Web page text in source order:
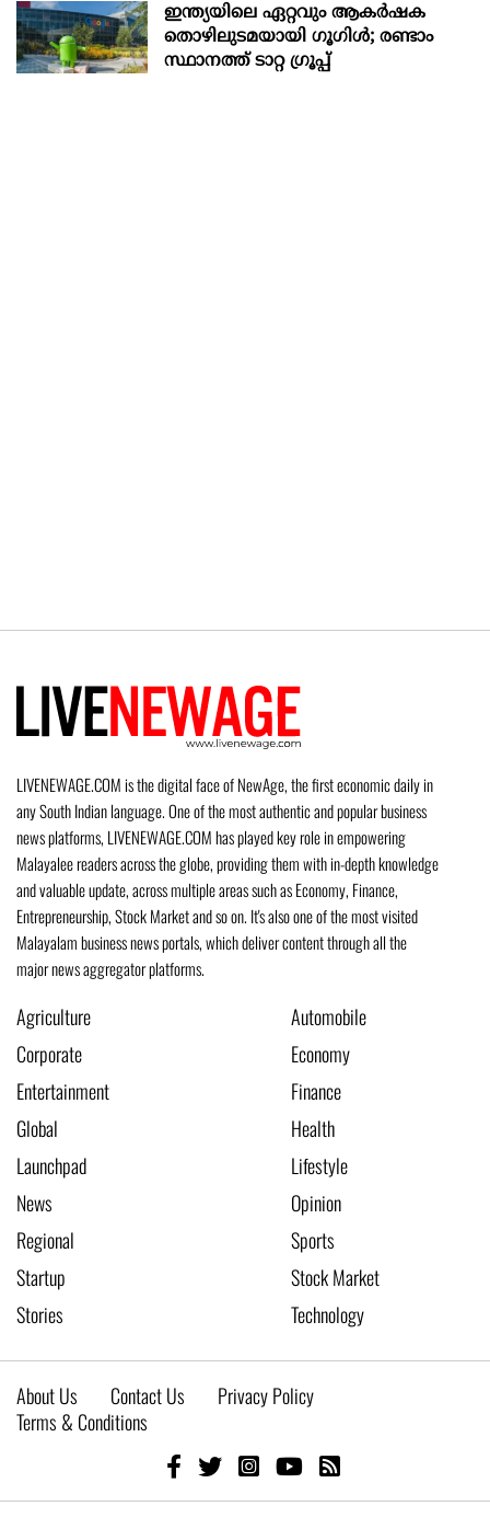
ഇന്ത്യയിലെ ഏറ്റവും ആകര്‍ഷക
തൊഴിലുടമയായി ഗൂഗിള്‍; രണ്ടാം
സ്ഥാനത്ത് ടാറ്റ ഗ്രൂപ്പ്
LIVENEWAGE.COM is the digital face of NewAge, the first economic daily in
any South Indian language. One of the most authentic and popular business
news platforms, LIVENEWAGE.COM has played key role in empowering
Malayalee readers across the globe, providing them with in-depth knowledge
and valuable update, across multiple areas such as Economy, Finance,
Entrepreneurship, Stock Market and so on. It's also one of the most visited
Malayalam business news portals, which deliver content through all the
major news aggregator platforms.
Agriculture
Automobile
Corporate
Economy
Entertainment
Finance
Global
Health
Launchpad
Lifestyle
News
Opinion
Regional
Sports
Startup
Stock Market
Stories
Technology
About Us Contact Us
Privacy Policy
Terms & Conditions